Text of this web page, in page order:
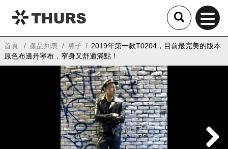
THURS
首頁 產品列表 褲子
2019年第一款T0204，目前最完美的版本
原色布邊丹寧布，窄身又舒適滿點！